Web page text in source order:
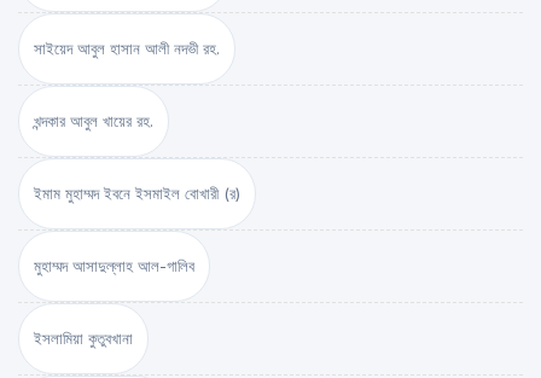
সাইয়েদ আবুল হাসান আলী নদভী রহ.
খন্দকার আবুল খায়ের রহ.
ইমাম মুহাম্মদ ইবনে ইসমাইল বোখারী (র)
মুহাম্মদ আসাদুল্লাহ আল-গালিব
ইসলামিয়া কুতুবখানা